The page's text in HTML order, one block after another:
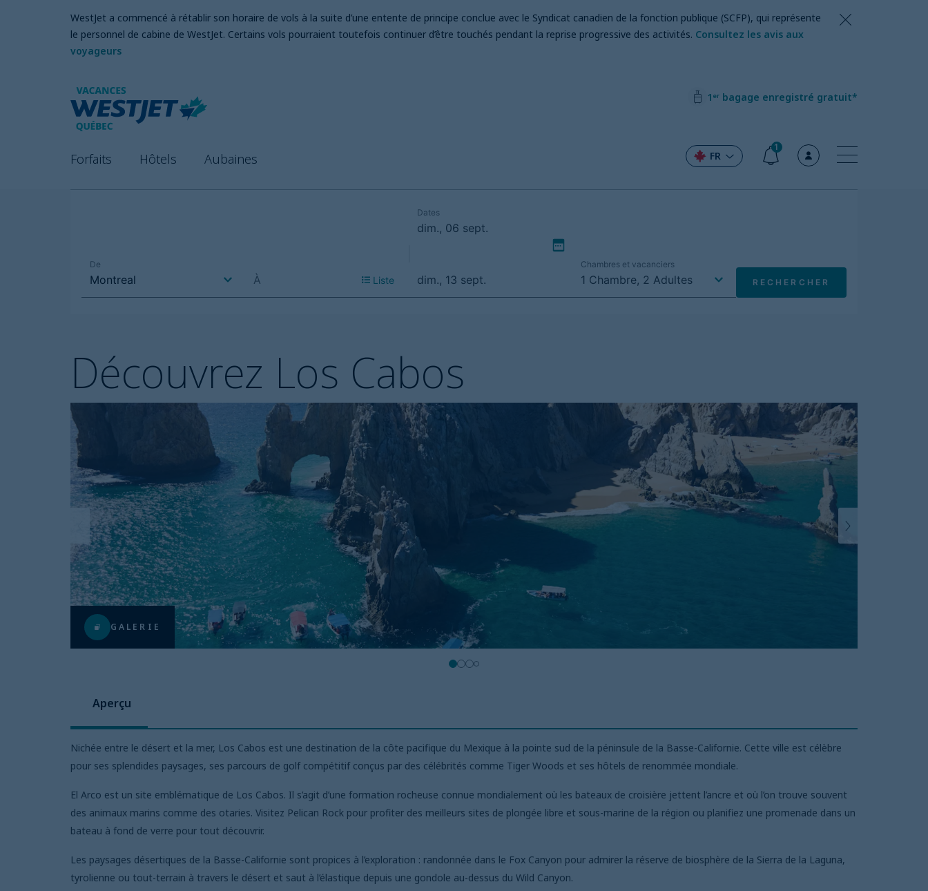
WestJet a commencé à rétablir son horaire de vols à la suite d’une entente de principe conclue avec le Syndicat canadien de la fonction publique (SCFP), qui représente
le personnel de cabine de WestJet. Certains vols pourraient toutefois continuer d’être touchés pendant la reprise progressive des activités. Consultez les avis aux
voyageurs
1ᵉʳ bagage enregistré gratuit*
Forfaits Hôtels Aubaines FR
1
Découvrez Los Cabos
GALERIE
Aperçu
Nichée entre le désert et la mer, Los Cabos est une destination de la côte pacifique du Mexique à la pointe sud de la péninsule de la Basse-Californie. Cette ville est célèbre
pour ses splendides paysages, ses parcours de golf compétitif conçus par des célébrités comme Tiger Woods et ses hôtels de renommée mondiale.
El Arco est un site emblématique de Los Cabos. Il s’agit d’une formation rocheuse connue mondialement où les bateaux de croisière jettent l’ancre et où l’on trouve souvent
des animaux marins comme des otaries. Visitez Pelican Rock pour profiter des meilleurs sites de plongée libre et sous-marine de la région ou planifiez une promenade dans un
bateau à fond de verre pour tout découvrir.
Les paysages désertiques de la Basse-Californie sont propices à l’exploration : randonnée dans le Fox Canyon pour admirer la réserve de biosphère de la Sierra de la Laguna,
tyrolienne ou tout-terrain à travers le désert et saut à l’élastique depuis une gondole au-dessus du Wild Canyon.